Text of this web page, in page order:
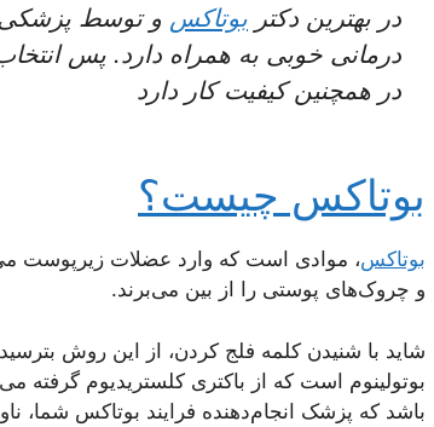
در بهترین دکتر بوتاکس و توسط پزشکی
درمانی خوبی به همراه دارد. پس
در همچنین کیفیت کار دارد
بوتاکس چیست؟
بوتاکس، موادی است که وارد عضلات زیرپوست
و چروک‌های پوستی را از بین می‌برند.
شاید با شنیدن کلمه فلج کردن، از این روش
بوتولینوم است که از باکتری کلستریدیوم
باشد که پزشک انجام‌دهنده فرایند بوتاکس شما،